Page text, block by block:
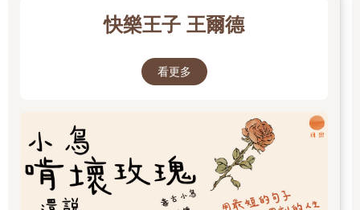
菜單包括幾種湯、三道主菜，然後再來一道甜點。
在某種程度上影響了他的消化。（許多人只能在柔和的音樂聲
中，或是在漆黑的房間裡享用美食。而我母親只要身旁有貓，就
我認識兩個人，他們大概生來就明白為什麼盧庫盧斯會選擇和自
己共進晚餐。一位是個老先生，另一位是個平時不多話的十六歲
女孩。
碧蒂（Biddy）身形高挑，沉默寡言，有著一雙極為動人的棕色眼
睛，行為舉止就像剛破蛹而出的蝴蝶般生澀笨拙。她總是一副恍
惚的模樣，表面上看起來溫和、慵懶，貌似溫順卻相當固執。
快樂王子 王爾德
看更多